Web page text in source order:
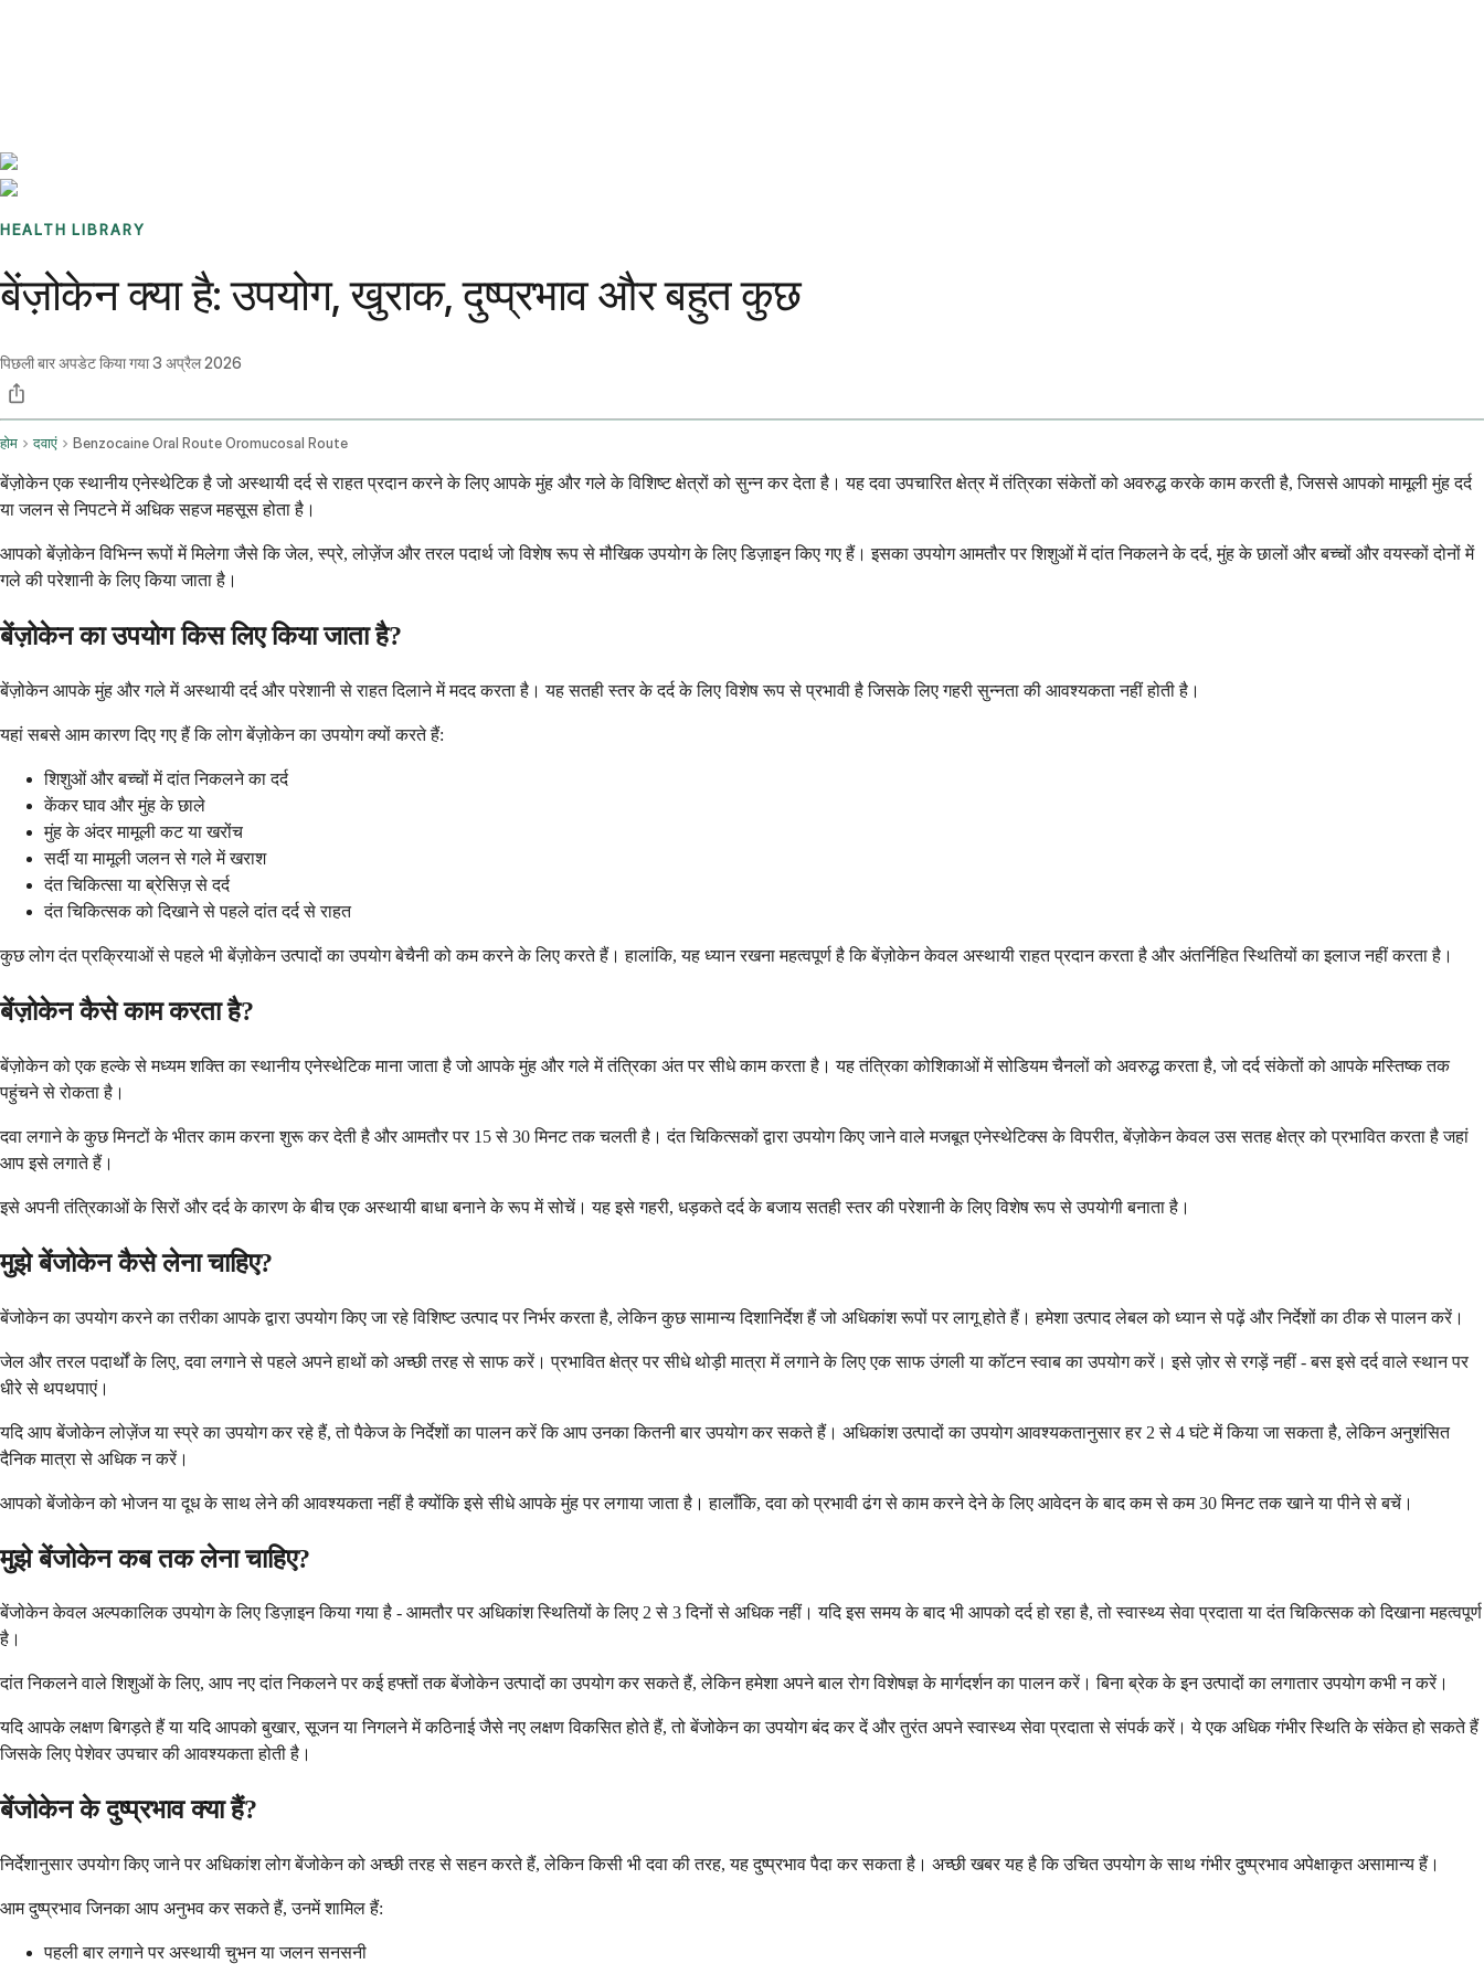
HEALTH LIBRARY
बेंज़ोकेन क्या है: उपयोग, खुराक, दुष्प्रभाव और बहुत कुछ
पिछली बार अपडेट किया गया3 अप्रैल 2026
होम दवाएं Benzocaine Oral Route Oromucosal Route
बेंज़ोकेन एक स्थानीय एनेस्थेटिक है जो अस्थायी दर्द से राहत प्रदान करने के लिए आपके मुंह और गले के विशिष्ट क्षेत्रों को सुन्न कर देता है। यह दवा उपचारित क्षेत्र में तंत्रिका संकेतों को अवरुद्ध करके काम करती है, जिससे आपको मामूली मुंह दर्द
या जलन से निपटने में अधिक सहज महसूस होता है।
आपको बेंज़ोकेन विभिन्न रूपों में मिलेगा जैसे कि जेल, स्प्रे, लोज़ेंज और तरल पदार्थ जो विशेष रूप से मौखिक उपयोग के लिए डिज़ाइन किए गए हैं। इसका उपयोग आमतौर पर शिशुओं में दांत निकलने के दर्द, मुंह के छालों और बच्चों और वयस्कों दोनों में
गले की परेशानी के लिए किया जाता है।
बेंज़ोकेन का उपयोग किस लिए किया जाता है?
बेंज़ोकेन आपके मुंह और गले में अस्थायी दर्द और परेशानी से राहत दिलाने में मदद करता है। यह सतही स्तर के दर्द के लिए विशेष रूप से प्रभावी है जिसके लिए गहरी सुन्नता की आवश्यकता नहीं होती है।
यहां सबसे आम कारण दिए गए हैं कि लोग बेंज़ोकेन का उपयोग क्यों करते हैं:
शिशुओं और बच्चों में दांत निकलने का दर्द
केंकर घाव और मुंह के छाले
मुंह के अंदर मामूली कट या खरोंच
सर्दी या मामूली जलन से गले में खराश
दंत चिकित्सा या ब्रेसिज़ से दर्द
दंत चिकित्सक को दिखाने से पहले दांत दर्द से राहत
कुछ लोग दंत प्रक्रियाओं से पहले भी बेंज़ोकेन उत्पादों का उपयोग बेचैनी को कम करने के लिए करते हैं। हालांकि, यह ध्यान रखना महत्वपूर्ण है कि बेंज़ोकेन केवल अस्थायी राहत प्रदान करता है और अंतर्निहित स्थितियों का इलाज नहीं करता है।
बेंज़ोकेन कैसे काम करता है?
बेंज़ोकेन को एक हल्के से मध्यम शक्ति का स्थानीय एनेस्थेटिक माना जाता है जो आपके मुंह और गले में तंत्रिका अंत पर सीधे काम करता है। यह तंत्रिका कोशिकाओं में सोडियम चैनलों को अवरुद्ध करता है, जो दर्द संकेतों को आपके मस्तिष्क तक
पहुंचने से रोकता है।
दवा लगाने के कुछ मिनटों के भीतर काम करना शुरू कर देती है और आमतौर पर 15 से 30 मिनट तक चलती है। दंत चिकित्सकों द्वारा उपयोग किए जाने वाले मजबूत एनेस्थेटिक्स के विपरीत, बेंज़ोकेन केवल उस सतह क्षेत्र को प्रभावित करता है जहां
आप इसे लगाते हैं।
इसे अपनी तंत्रिकाओं के सिरों और दर्द के कारण के बीच एक अस्थायी बाधा बनाने के रूप में सोचें। यह इसे गहरी, धड़कते दर्द के बजाय सतही स्तर की परेशानी के लिए विशेष रूप से उपयोगी बनाता है।
मुझे बेंजोकेन कैसे लेना चाहिए?
बेंजोकेन का उपयोग करने का तरीका आपके द्वारा उपयोग किए जा रहे विशिष्ट उत्पाद पर निर्भर करता है, लेकिन कुछ सामान्य दिशानिर्देश हैं जो अधिकांश रूपों पर लागू होते हैं। हमेशा उत्पाद लेबल को ध्यान से पढ़ें और निर्देशों का ठीक से पालन करें।
जेल और तरल पदार्थों के लिए, दवा लगाने से पहले अपने हाथों को अच्छी तरह से साफ करें। प्रभावित क्षेत्र पर सीधे थोड़ी मात्रा में लगाने के लिए एक साफ उंगली या कॉटन स्वाब का उपयोग करें। इसे ज़ोर से रगड़ें नहीं - बस इसे दर्द वाले स्थान पर
धीरे से थपथपाएं।
यदि आप बेंजोकेन लोज़ेंज या स्प्रे का उपयोग कर रहे हैं, तो पैकेज के निर्देशों का पालन करें कि आप उनका कितनी बार उपयोग कर सकते हैं। अधिकांश उत्पादों का उपयोग आवश्यकतानुसार हर 2 से 4 घंटे में किया जा सकता है, लेकिन अनुशंसित
दैनिक मात्रा से अधिक न करें।
आपको बेंजोकेन को भोजन या दूध के साथ लेने की आवश्यकता नहीं है क्योंकि इसे सीधे आपके मुंह पर लगाया जाता है। हालाँकि, दवा को प्रभावी ढंग से काम करने देने के लिए आवेदन के बाद कम से कम 30 मिनट तक खाने या पीने से बचें।
मुझे बेंजोकेन कब तक लेना चाहिए?
बेंजोकेन केवल अल्पकालिक उपयोग के लिए डिज़ाइन किया गया है - आमतौर पर अधिकांश स्थितियों के लिए 2 से 3 दिनों से अधिक नहीं। यदि इस समय के बाद भी आपको दर्द हो रहा है, तो स्वास्थ्य सेवा प्रदाता या दंत चिकित्सक को दिखाना महत्वपूर्ण
है।
दांत निकलने वाले शिशुओं के लिए, आप नए दांत निकलने पर कई हफ्तों तक बेंजोकेन उत्पादों का उपयोग कर सकते हैं, लेकिन हमेशा अपने बाल रोग विशेषज्ञ के मार्गदर्शन का पालन करें। बिना ब्रेक के इन उत्पादों का लगातार उपयोग कभी न करें।
यदि आपके लक्षण बिगड़ते हैं या यदि आपको बुखार, सूजन या निगलने में कठिनाई जैसे नए लक्षण विकसित होते हैं, तो बेंजोकेन का उपयोग बंद कर दें और तुरंत अपने स्वास्थ्य सेवा प्रदाता से संपर्क करें। ये एक अधिक गंभीर स्थिति के संकेत हो सकते हैं
जिसके लिए पेशेवर उपचार की आवश्यकता होती है।
बेंजोकेन के दुष्प्रभाव क्या हैं?
निर्देशानुसार उपयोग किए जाने पर अधिकांश लोग बेंजोकेन को अच्छी तरह से सहन करते हैं, लेकिन किसी भी दवा की तरह, यह दुष्प्रभाव पैदा कर सकता है। अच्छी खबर यह है कि उचित उपयोग के साथ गंभीर दुष्प्रभाव अपेक्षाकृत असामान्य हैं।
आम दुष्प्रभाव जिनका आप अनुभव कर सकते हैं, उनमें शामिल हैं:
पहली बार लगाने पर अस्थायी चुभन या जलन सनसनी